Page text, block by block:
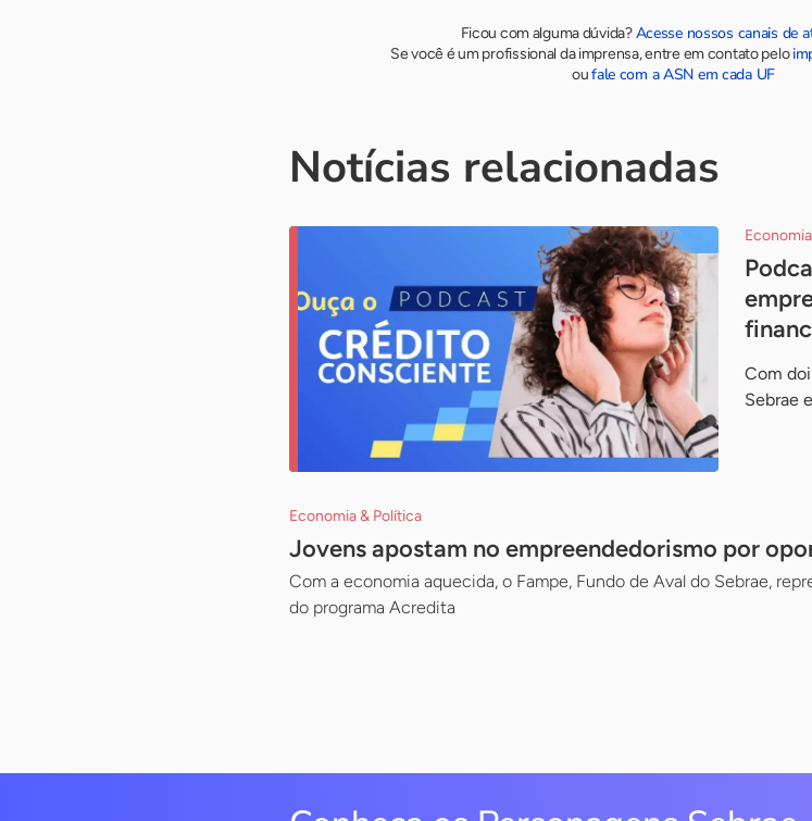
Ficou com alguma dúvida?Acesse nossos canais de
Se você é um profissional da imprensa, entre em contato pelo
oufale com a ASN em cada UF
Notícias relacionadas
Com
Sebrae
Economia & Política
Jovens apostam no empreendedorismo por
Com a economia aquecida, o Fampe, Fundo de Aval do Sebrae,
do programa Acredita